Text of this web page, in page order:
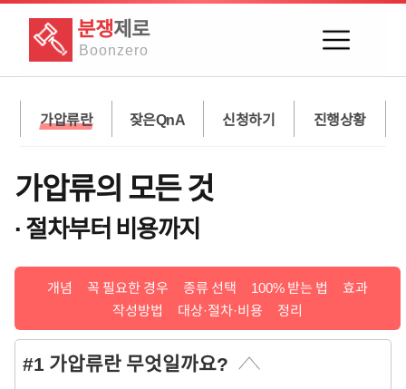
분쟁제로
Boonzero
가압류란 잦은QnA 신청하기 진행상황
가압류의 모든 것
· 절차부터 비용까지
개념 꼭 필요한 경우 종류 선택 100% 받는 법
효과
작성방법
대상·절차·비용 정리
#1 가압류란 무엇일까요?